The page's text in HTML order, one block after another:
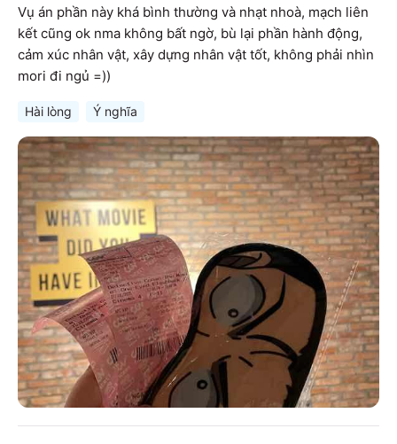
Vụ án phần này khá bình thường và nhạt nhoà, mạch liên
kết cũng ok nma không bất ngờ, bù lại phần hành động,
cảm xúc nhân vật, xây dựng nhân vật tốt, không phải nhìn
mori đi ngủ =))
Hài lòng Ý nghĩa